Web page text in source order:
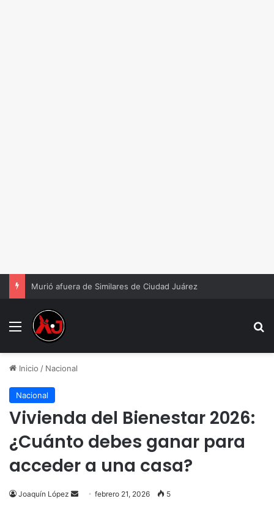
Murió afuera de Similares de Ciudad Juárez
Menu
Inicio / Nacional
Nacional
Vivienda del Bienestar 2026:
¿Cuánto debes ganar para
acceder a una casa?
Joaquín López
Sendfebrero 21, 2026 5